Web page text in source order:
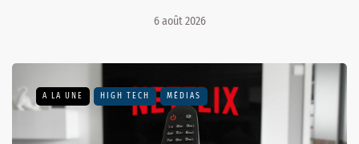
6 août 2026
A LA UNE HIGH TECH MÉDIAS